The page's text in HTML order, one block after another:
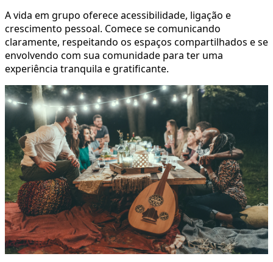
A vida em grupo oferece acessibilidade, ligação e
crescimento pessoal. Comece se comunicando
claramente, respeitando os espaços compartilhados e se
envolvendo com sua comunidade para ter uma
experiência tranquila e gratificante.